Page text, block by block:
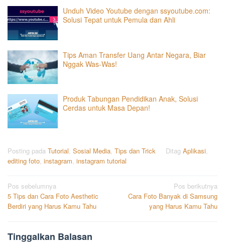
Unduh Video Youtube dengan ssyoutube.com:
Solusi Tepat untuk Pemula dan Ahli
Tips Aman Transfer Uang Antar Negara, Biar
Nggak Was-Was!
Produk Tabungan Pendidikan Anak, Solusi
Cerdas untuk Masa Depan!
Posting pada Tutorial Sosial Media Tips dan Trick Ditag Aplikasi
editing foto instagram instagram tutorial
Navigasi
pos
Pos sebelumnya
5 Tips dan Cara Foto Aesthetic
Berdiri yang Harus Kamu Tahu
Pos berikutnya
Cara Foto Banyak di Samsung
yang Harus Kamu Tahu
Tinggalkan Balasan